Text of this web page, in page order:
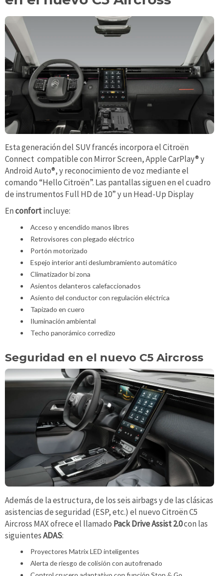
Esta generación del SUV francés incorpora el Citroën
Connect compatible con Mirror Screen, Apple CarPlay® y
Android Auto®, y reconocimiento de voz mediante el
comando “Hello Citroën”. Las pantallas siguen en el cuadro
de instrumentos Full HD de 10” y un Head-Up Display
Enconfortincluye:
Acceso y encendido manos libres
Retrovisores con plegado eléctrico
Portón motorizado
Espejo interior anti deslumbramiento automático
Climatizador bi zona
Asientos delanteros calefaccionados
Asiento del conductor con regulación eléctrica
Tapizado en cuero
Iluminación ambiental
Techo panorámico corredizo
Seguridad en el nuevo C5 Aircross
Además de la estructura, de los seis airbags y de las clásicas
asistencias de seguridad (ESP, etc.) el nuevo Citroën C5
Aircross MAX ofrece el llamado Pack Drive Assist 2.0con las
siguientesADAS:
Proyectores Matrix LED inteligentes
Alerta de riesgo de colisión con autofrenado